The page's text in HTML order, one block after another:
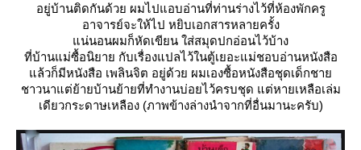
อยู่บ้านติดกันด้วย ผมไปแอบอ่านที่ท่านร่างไว้ที่ห้องพักครู
อาจารย์จะให้ไป หยิบเอกสารหลายครั้ง
น่นอนผมก็หัดเขียน ใส่สมุดปกอ่อนไว้บ้าง
ที่บ้านแม่ซื้อนิยาย กับเรื่องแปลไว้ในตู้เยอะแม่ชอบอ่านหนังสือ
ล้วก็มีหนังสือ เพลินจิต อยู่ด้วย ผมเองซื้อหนังสือชุดเด็กชา
ชาวนาแต่ย้ายบ้านย้ายที่ทำงานบ่อยไว้ครบชุด แต่หายเหลือเล่ม
เดียวกระดาษเหลือง (ภาพข้างล่างนำจากที่อื่นมานะครับ)